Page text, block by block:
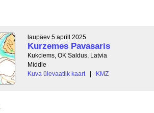
laupäev 5 aprill 2025
Kurzemes Pavasaris
Kukciems, OK Saldus, Latvia
Middle
Kuva ülevaatlik kaart
| KMZ